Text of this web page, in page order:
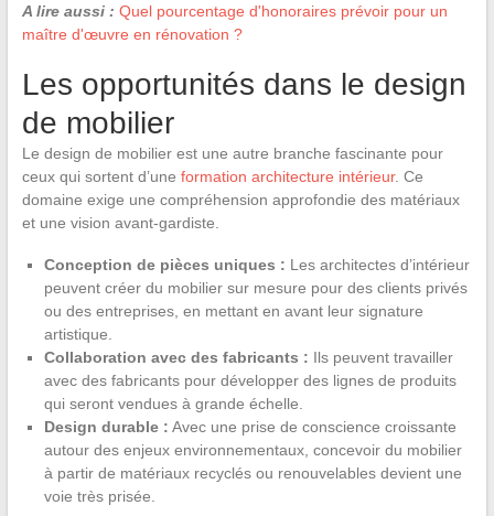
A lire aussi : Quel pourcentage d'honoraires prévoir pour un
maître d'œuvre en rénovation ?
Les opportunités dans le design
de mobilier
Le design de mobilier est une autre branche fascinante pour
ceux qui sortent d’une formation architecture intérieur. Ce
domaine exige une compréhension approfondie des matériaux
et une vision avant-gardiste.
Conception de pièces uniques : Les architectes d’intérieur
peuvent créer du mobilier sur mesure pour des clients privés
ou des entreprises, en mettant en avant leur signature
artistique.
Collaboration avec des fabricants : Ils peuvent travailler
avec des fabricants pour développer des lignes de produits
qui seront vendues à grande échelle.
Design durable : Avec une prise de conscience croissante
autour des enjeux environnementaux, concevoir du mobilier
à partir de matériaux recyclés ou renouvelables devient une
voie très prisée.